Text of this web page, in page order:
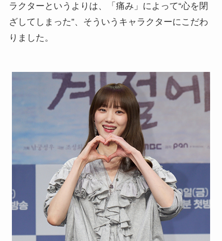
ラクターというよりは、「痛み」によって“心を閉
ざしてしまった”、そういうキャラクターにこだわ
りました。